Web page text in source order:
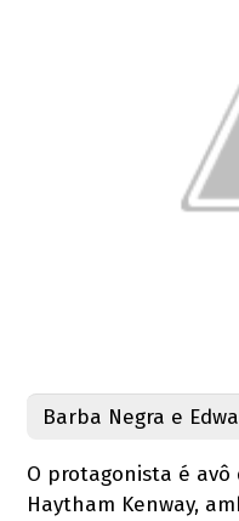
Barba Negra e
O protagonista é avô
Haytham Kenway,